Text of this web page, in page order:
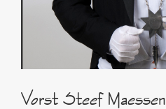
Vorst Steef Maessen